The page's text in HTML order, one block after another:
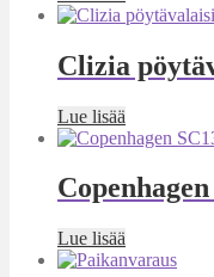
Clizia
Lue lisää
Lue lisää